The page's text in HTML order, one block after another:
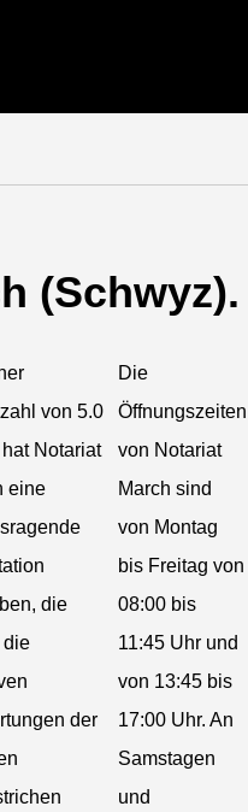
(Schwyz).
von 5.0
Notariat
eine
die
die
der
Die
Öffnungszeiten
von Notariat
March sind
von Montag
bis Freitag von
08:00 bis
11:45 Uhr und
von 13:45 bis
17:00 Uhr. An
Samstagen
und